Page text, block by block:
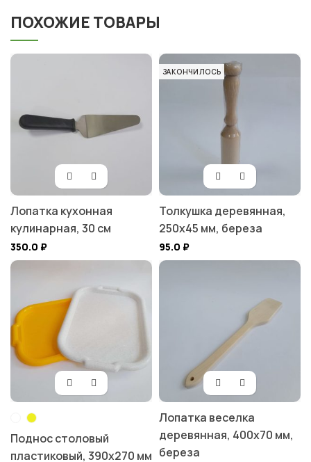
ПОХОЖИЕ ТОВАРЫ
Лопатка кухонная
кулинарная, 30 см
350.0 ₽
ЗАКОНЧИЛОСЬ
Толкушка деревянная,
250х45 мм, береза
95.0 ₽
Поднос столовый
пластиковый, 390х270 мм
Лопатка веселка
деревянная, 400х70 мм,
береза